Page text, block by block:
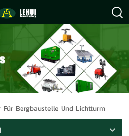
Für Bergbaustelle Und Lichtturm